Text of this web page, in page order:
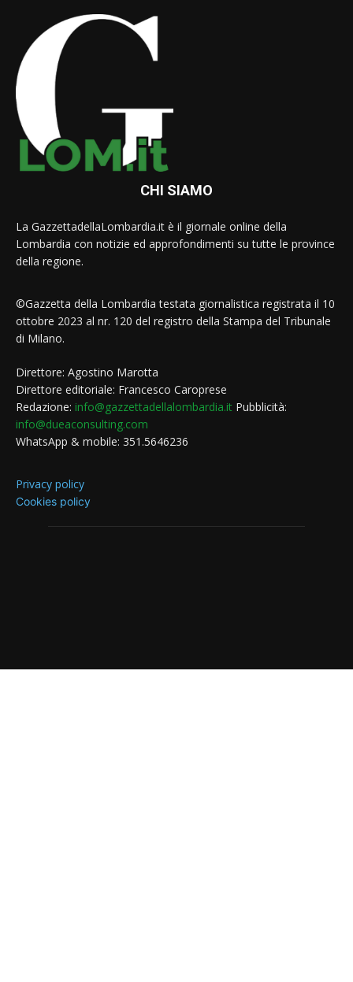
CHI SIAMO
La GazzettadellaLombardia.it è il giornale online della
Lombardia con notizie ed approfondimenti su tutte le province
della regione.
©Gazzetta della Lombardia testata giornalistica registrata il 10
ottobre 2023 al nr. 120 del registro della Stampa del Tribunale
di Milano.
Direttore: Agostino Marotta
Direttore editoriale: Francesco Caroprese
Redazione: info@gazzettadellalombardia.it Pubblicità:
info@dueaconsulting.com
WhatsApp & mobile: 351.5646236
Privacy policy
Cookies policy